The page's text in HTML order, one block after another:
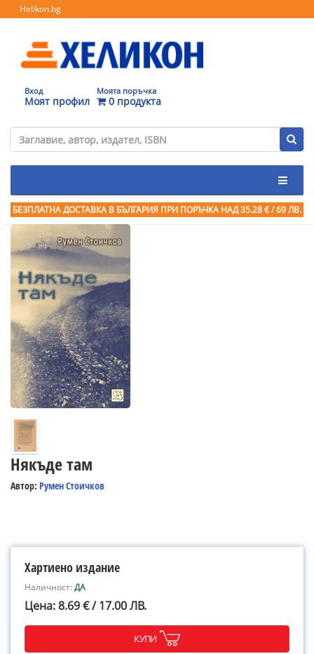
Helikon.bg
Вход
Моят профил
Моята поръчка
0 продукта
БЕЗПЛАТНА ДОСТАВКА В БЪЛГАРИЯ ПРИ ПОРЪЧКА НАД 35.28 € / 69 ЛВ.
Някъде там
Автор: Румен Стоичков
Хартиено издание
Наличност:ДА
Цена: 8.69 € / 17.00 ЛВ.
КУПИ